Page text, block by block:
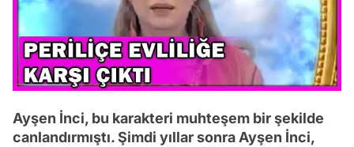
Ayşen İnci, bu karakteri muhteşem bir şekilde
canlandırmıştı. Şimdi yıllar sonra Ayşen İnci,